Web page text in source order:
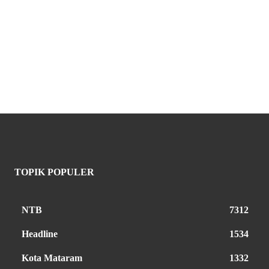
TOPIK POPULER
NTB 7312
Headline 1534
Kota Mataram 1332